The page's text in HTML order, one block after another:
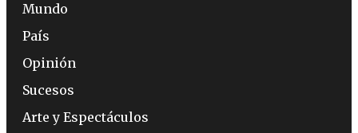
Mundo
País
Opinión
Sucesos
Arte y Espectáculos